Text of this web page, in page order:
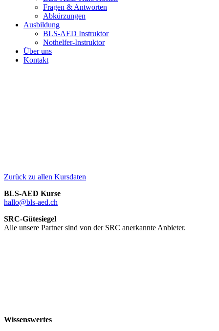
Fragen & Antworten
Abkürzungen
Ausbildung
BLS-AED Instruktor
Nothelfer-Instruktor
Über uns
Kontakt
Zurück zu allen Kursdaten
BLS-AED Kurse
hallo@bls-aed.ch
SRC-Gütesiegel
Alle unsere Partner sind von der SRC anerkannte Anbieter.
Wissenswertes